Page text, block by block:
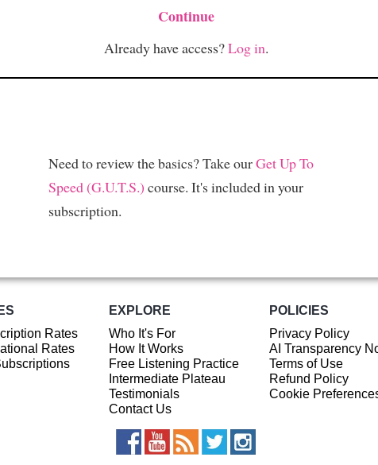
Continue
Already have access?Log in.
Need to review the basics? Take ourGet Up To
Speed (G.U.T.S.) course. It's included in your
subscription.
Rates
Rates
EXPLORE
Who It's For
How It Works
Free Listening Practice
Intermediate Plateau
Testimonials
Contact Us
POLICIES
Privacy Policy
AI Transparency
Terms of Use
Refund Policy
Cookie